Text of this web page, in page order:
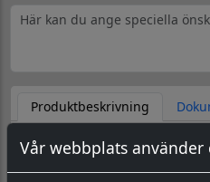
Vår webbplats använder
Produktbeskrivning
Datorskuren dekal / logo
Material & Tillverkning: